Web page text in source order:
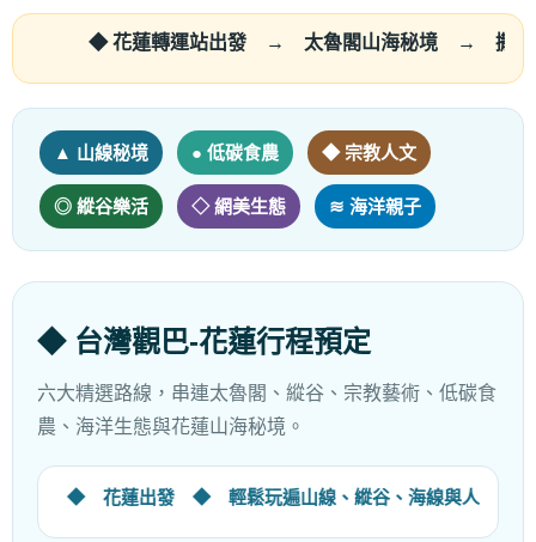
◆ 花蓮轉運站出發 → 太魯閣山海秘境 → 撒固兒
▲ 山線秘境 ● 低碳食農 ◆ 宗教人文
◎ 縱谷樂活 ◇ 網美生態 ≋ 海洋親子
◆ 台灣觀巴-花蓮行程預定
六大精選路線，串連太魯閣、縱谷、宗教藝術、低碳食
農、海洋生態與花蓮山海秘境。
◆ 花蓮出發 ◆ 輕鬆玩遍山線、縱谷、海線與人文景點